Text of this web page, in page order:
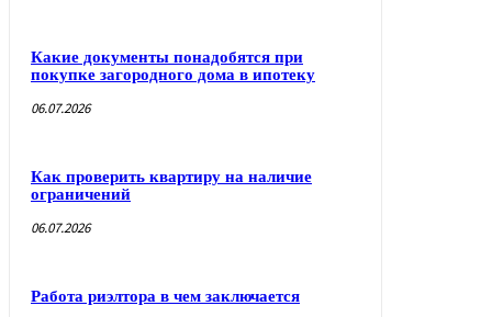
Какие документы понадобятся при
покупке загородного дома в ипотеку
06.07.2026
Как проверить квартиру на наличие
ограничений
06.07.2026
Работа риэлтора в чем заключается